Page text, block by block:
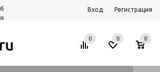
Вход Регистрация
0 0
0